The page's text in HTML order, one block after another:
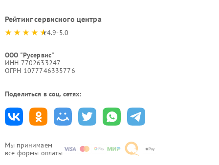
Мы принимаем
все формы оплаты
Рейтинг сервисного центра
4.9-5.0
ООО "Русервис"
ИНН 7702633247
ОГРН 1077746335776
Поделиться в соц. сетях: